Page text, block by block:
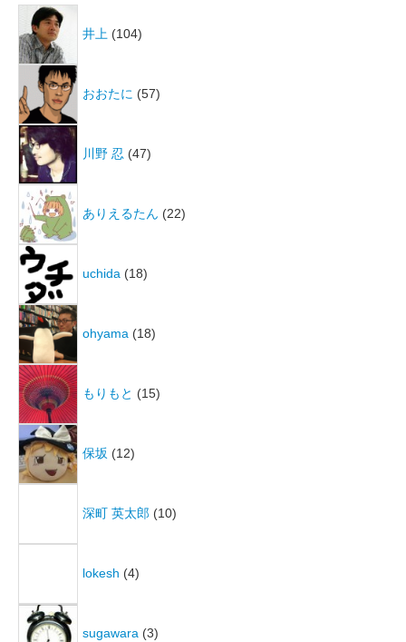
井上 (104)
おおたに (57)
川野 忍 (47)
ありえるたん (22)
uchida (18)
ohyama (18)
もりもと (15)
保坂 (12)
深町 英太郎 (10)
lokesh (4)
sugawara (3)